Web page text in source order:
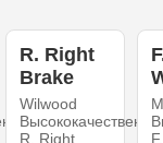
R. Right
Brake
Wilwood
R. Right